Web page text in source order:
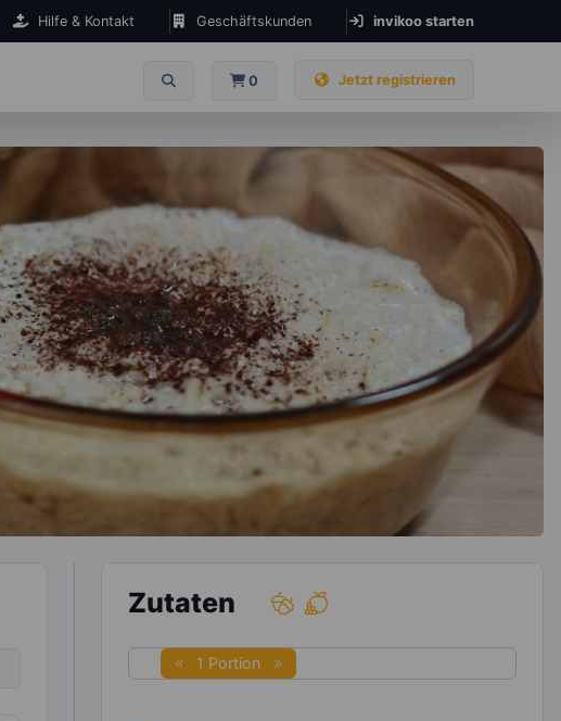
Hilfe & Kontakt Geschäftskunden invikoo starten
0 Jetzt registrieren
Zutaten
1 Portion